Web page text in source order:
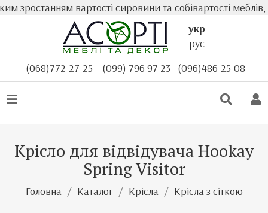
вартості сировини та собівартості меблів,
укр
рус
(068)772-27-25
(099) 796 97 23 (096)486-25-08
Крісло для відвідувача Hookay
Spring Visitor
Головна Каталог Крісла Крісла з сіткою